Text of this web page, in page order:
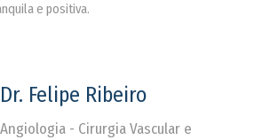
e positiva.
Dr. Felipe Ribeiro
Angiologia - Cirurgia Vascular e